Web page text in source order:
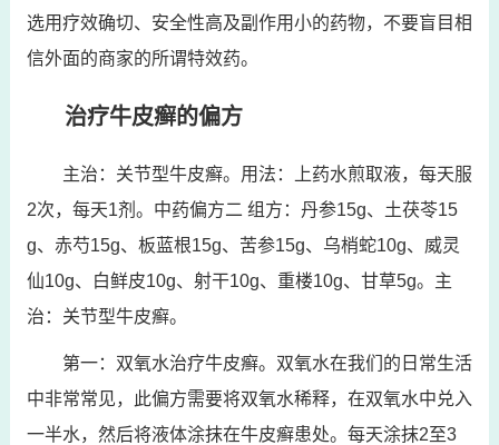
选用疗效确切、安全性高及副作用小的药物，不要盲目相
信外面的商家的所谓特效药。
治疗牛皮癣的偏方
主治：关节型牛皮癣。用法：上药水煎取液，每天服
2次，每天1剂。中药偏方二 组方：丹参15g、土茯苓15
g、赤芍15g、板蓝根15g、苦参15g、乌梢蛇10g、威灵
仙10g、白鲜皮10g、射干10g、重楼10g、甘草5g。主
治：关节型牛皮癣。
第一：双氧水治疗牛皮癣。双氧水在我们的日常生活
中非常常见，此偏方需要将双氧水稀释，在双氧水中兑入
一半水，然后将液体涂抹在牛皮癣患处。每天涂抹2至3